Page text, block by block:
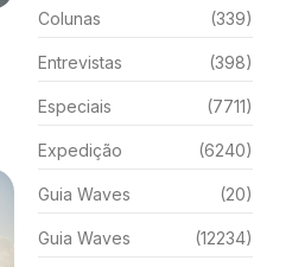
Colunas (339)
Entrevistas (398)
Especiais (7711)
Expedição (6240)
Guia Waves (20)
Guia Waves (12234)